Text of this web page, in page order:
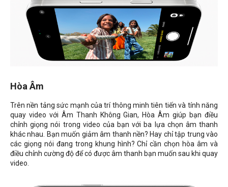
Hòa Âm
Trên nền tảng sức mạnh của trí thông minh tiên tiến và tính năng
quay video với Âm Thanh Không Gian, Hòa Âm giúp bạn điều
chỉnh giọng nói trong video của bạn với ba lựa chọn âm thanh
khác nhau. Bạn muốn giảm âm thanh nền? Hay chỉ tập trung vào
các giọng nói đang trong khung hình? Chỉ cần chọn hòa âm và
điều chỉnh cường độ để có được âm thanh bạn muốn sau khi quay
video.